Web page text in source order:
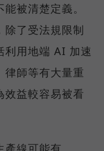
被清楚定義。
除了受法規限制
利用地端 AI 加速
律師等有大量重
效益較容易被看
產線可能有